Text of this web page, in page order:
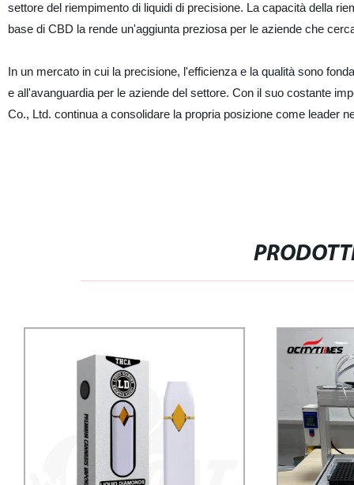
settore del riempimento di liquidi di precisione. La capacità della
base di CBD la rende un'aggiunta preziosa per le aziende che
In un mercato in cui la precisione, l'efficienza e la qualità sono
e all'avanguardia per le aziende del settore. Con il suo costante
Co., Ltd. continua a consolidare la propria posizione come leader